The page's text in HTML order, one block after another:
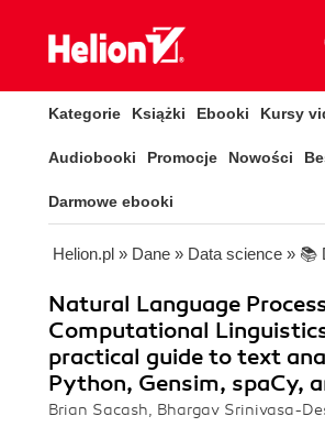
Kategorie Książki Ebooki Kursy
Audiobooki Promocje Nowości
Darmowe ebooki
Helion.pl » Dane » Data science » 📚
Natural Language
Computational
practical guide to text
Python, Gensim, spaCy,
Brian Sacash, Bhargav Srinivasa-